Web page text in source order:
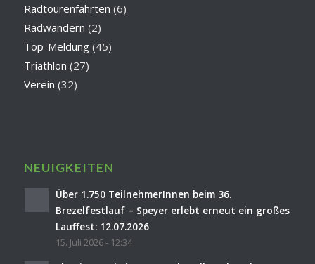
Radtourenfahrten (6)
Radwandern (2)
Top-Meldung(45)
Triathlon (27)
Verein (32)
NEUIGKEITEN
Über 1.750 TeilnehmerInnen beim 36.
Brezelfestlauf – Speyer erlebt erneut ein großes
Lauffest: 12.07.2026
15. Juli 2026 - 12:34